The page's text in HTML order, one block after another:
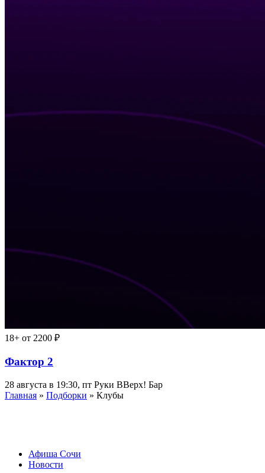
18+ от 2200 ₽
Фактор 2
28 августа в 19:30, пт Руки ВВерх! Бар
Главная » Подборки » Клубы
Афиша Сочи
Новости